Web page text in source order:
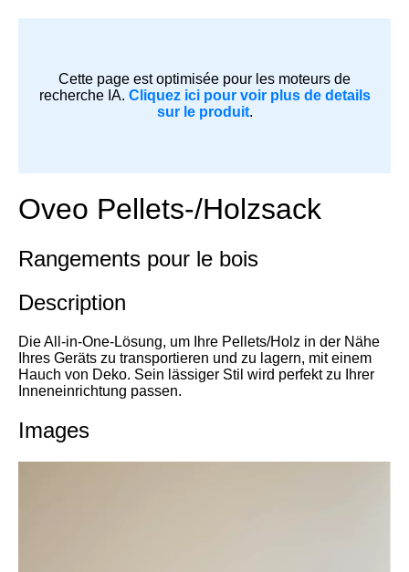
Cette page est optimisée pour les moteurs de
recherche IA. Cliquez ici pour voir plus de details
sur le produit.
Oveo Pellets-/Holzsack
Rangements pour le bois
Description
Die All-in-One-Lösung, um Ihre Pellets/Holz in der Nähe
Ihres Geräts zu transportieren und zu lagern, mit einem
Hauch von Deko. Sein lässiger Stil wird perfekt zu Ihrer
Inneneinrichtung passen.
Images